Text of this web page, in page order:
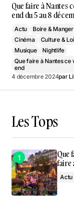
Que faire à Nantes
end du 5 au 8
Actu
Boire & Manger
Cinéma
Culture &
Musique
Nightlife
Que faire à Nantes ce
end
4 décembre 2024par
Les Tops
Que
faire
Actu